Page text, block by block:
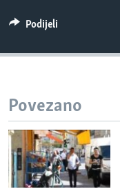
Podijeli
Povezano